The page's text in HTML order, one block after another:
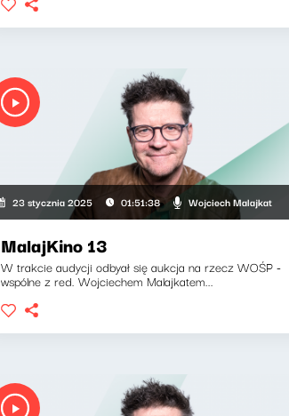
23 stycznia 2025 01:51:38 Wojciech Malajkat
MalajKino 13
W trakcie audycji odbyał się aukcja na rzecz WOŚP -
wspólne z red. Wojciechem Malajkatem...